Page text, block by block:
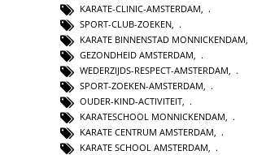
KARATE-CLINIC-AMSTERDAM
SPORT-CLUB-ZOEKEN
KARATE BINNENSTAD MONNICKENDAM
GEZONDHEID AMSTERDAM
WEDERZIJDS-RESPECT-AMSTERDAM
SPORT-ZOEKEN-AMSTERDAM,
OUDER-KIND-ACTIVITEIT,
KARATESCHOOL MONNICKENDAM,
KARATE CENTRUM AMSTERDAM,
KARATE SCHOOL AMSTERDAM,